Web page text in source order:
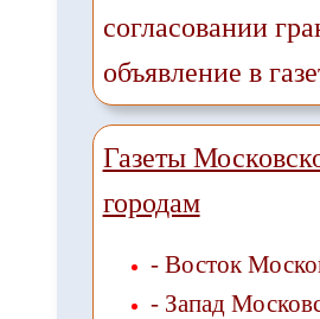
согласовании
объявление в
Газеты
городам
- Восток
- Запад